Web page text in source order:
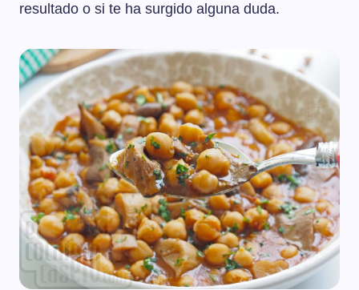
resultado o si te ha surgido alguna duda.